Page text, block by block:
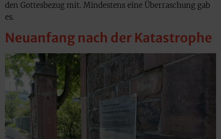
den Gottesbezug mit. Mindestens eine Überraschung gab
es.
Neuanfang nach der Katastrophe